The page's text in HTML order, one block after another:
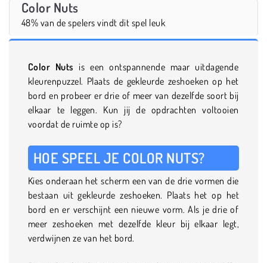
Color Nuts
48% van de spelers vindt dit spel leuk
Color Nuts is een ontspannende maar uitdagende
kleurenpuzzel. Plaats de gekleurde zeshoeken op het
bord en probeer er drie of meer van dezelfde soort bij
elkaar te leggen. Kun jij de opdrachten voltooien
voordat de ruimte op is?
HOE SPEEL JE COLOR NUTS?
Kies onderaan het scherm een van de drie vormen die
bestaan uit gekleurde zeshoeken. Plaats het op het
bord en er verschijnt een nieuwe vorm. Als je drie of
meer zeshoeken met dezelfde kleur bij elkaar legt,
verdwijnen ze van het bord.